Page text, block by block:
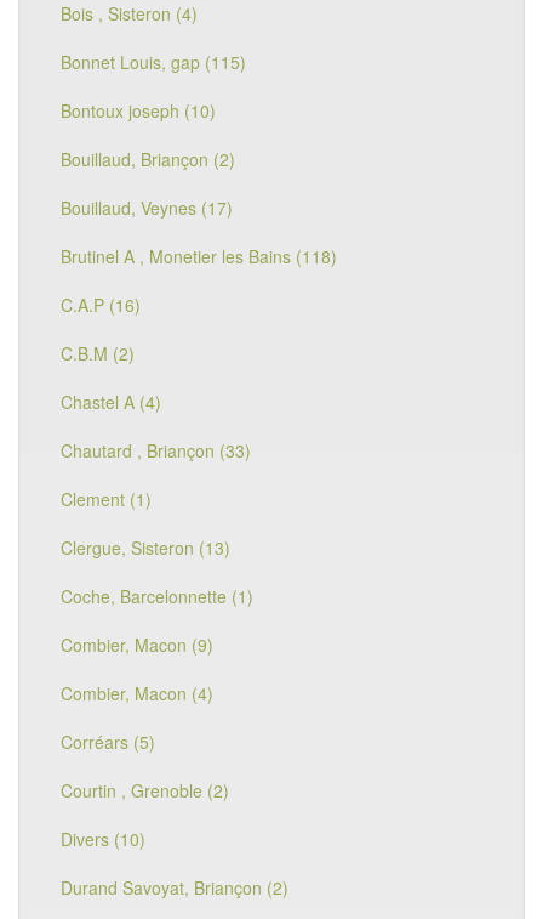
Bois , Sisteron (4)
Bonnet Louis, gap (115)
Bontoux joseph (10)
Bouillaud, Briançon (2)
Bouillaud, Veynes (17)
Brutinel A , Monetier les Bains (118)
C.A.P (16)
C.B.M (2)
Chastel A (4)
Chautard , Briançon (33)
Clement (1)
Clergue, Sisteron (13)
Coche, Barcelonnette (1)
Combier, Macon (9)
Combier, Macon (4)
Corréars (5)
Courtin , Grenoble (2)
Divers (10)
Durand Savoyat, Briançon (2)